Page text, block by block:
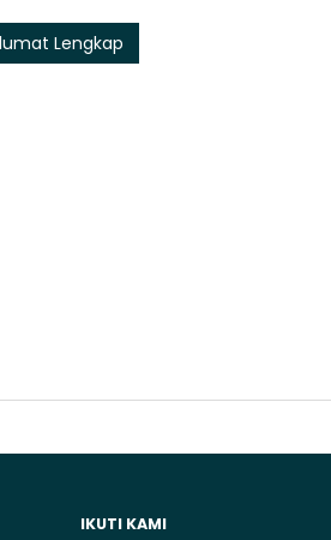
Lengkap
IKUTI KAMI